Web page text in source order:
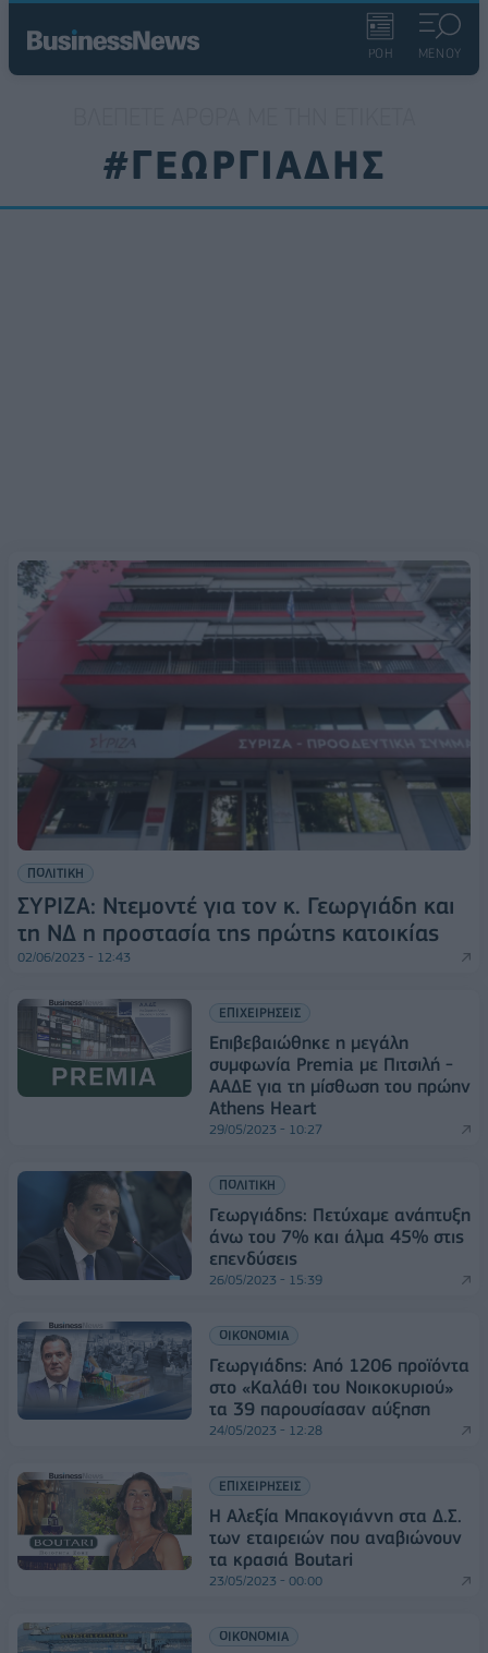
ΡΟΗ ΜΕΝΟΥ
#ΓΕΩΡΓΙΑΔΗΣ
ΠΟΛΙΤΙΚΗ
ΣΥΡΙΖΑ: Ντεμοντέ για τον κ. Γεωργιάδη και
τη ΝΔ η προστασία της πρώτης κατοικίας
02/06/2023 - 12:43
ΕΠΙΧΕΙΡΗΣΕΙΣ
Επιβεβαιώθηκε η μεγάλη
συμφωνία Premia με Πιτσιλή -
ΑΑΔΕ για τη μίσθωση του πρώην
Athens Heart
29/05/2023 - 10:27
ΠΟΛΙΤΙΚΗ
Γεωργιάδης: Πετύχαμε ανάπτυξη
άνω του 7% και άλμα 45% στις
επενδύσεις
26/05/2023 - 15:39
ΟΙΚΟΝΟΜΙΑ
Γεωργιάδης: Από 1206 προϊόντα
στο «Καλάθι του Νοικοκυριού»
τα 39 παρουσίασαν αύξηση
24/05/2023 - 12:28
ΕΠΙΧΕΙΡΗΣΕΙΣ
Η Αλεξία Μπακογιάννη στα Δ.Σ.
των εταιρειών που αναβιώνουν
τα κρασιά Boutari
23/05/2023 - 00:00
ΟΙΚΟΝΟΜΙΑ